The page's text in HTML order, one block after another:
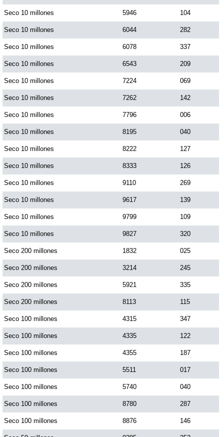
Seco 10 millones 5946 104
Seco 10 millones 6044 282
Seco 10 millones 6078 337
Seco 10 millones 6543 209
Seco 10 millones 7224 069
Seco 10 millones 7262 142
Seco 10 millones 7796 006
Seco 10 millones 8195 040
Seco 10 millones 8222 127
Seco 10 millones 8333 126
Seco 10 millones 9110 269
Seco 10 millones 9617 139
Seco 10 millones 9799 109
Seco 10 millones 9827 320
Seco 200 millones 1832 025
Seco 200 millones 3214 245
Seco 200 millones 5921 335
Seco 200 millones 8113 115
Seco 100 millones 4315 347
Seco 100 millones 4335 122
Seco 100 millones 4355 187
Seco 100 millones 5511 017
Seco 100 millones 5740 040
Seco 100 millones 8780 287
Seco 100 millones 8876 146